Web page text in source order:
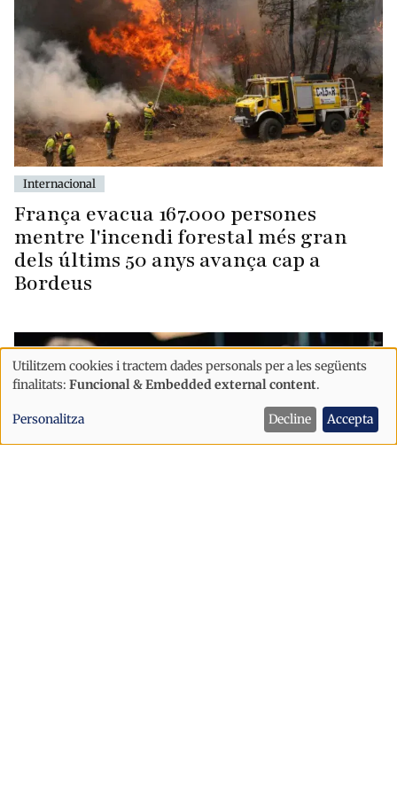
Internacional
França evacua 167.000 persones
mentre l'incendi forestal més gran
dels últims 50 anys avança cap a
Bordeus
Ús
de
dades
Utilitzem cookies i tractem dades personals per a les següents
finalitats: Funcional & Embedded external content.
Personalitza Decline Accepta